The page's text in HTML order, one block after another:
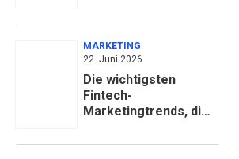
MARKETING
22. Juni 2026
Die wichtigsten
Fintech-
Marketingtrends, die
Blick behalten sollte